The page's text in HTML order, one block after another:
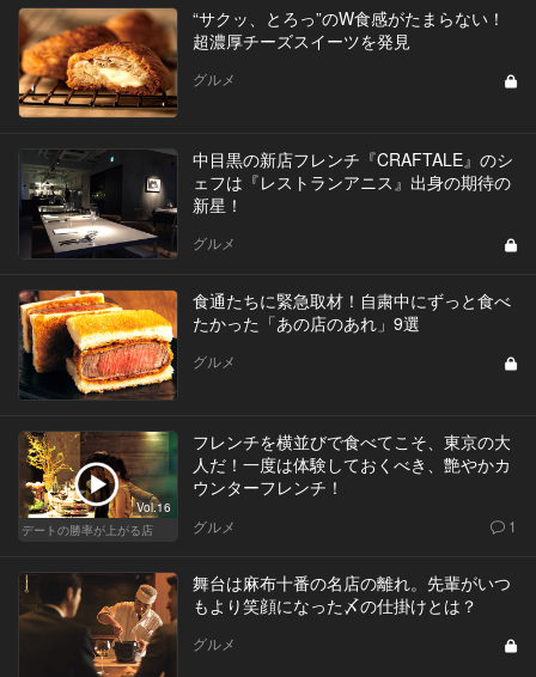
“サクッ、とろっ”のW食感がたまらない！
超濃厚チーズスイーツを発見
グルメ
中目黒の新店フレンチ『CRAFTALE』のシ
ェフは『レストランアニス』出身の期待の
新星！
グルメ
食通たちに緊急取材！自粛中にずっと食べ
たかった「あの店のあれ」9選
グルメ
Vol.16
デートの勝率が上がる店
フレンチを横並びで食べてこそ、東京の大
人だ！一度は体験しておくべき、艶やかカ
ウンターフレンチ！
グルメ 1
舞台は麻布十番の名店の離れ。先輩がいつ
もより笑顔になった〆の仕掛けとは？
グルメ